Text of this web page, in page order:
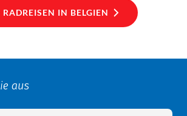
RADREISEN IN BELGIEN
aus